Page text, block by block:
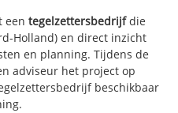
eentegelzettersbedrijfdie
Holland) en direct inzicht
en planning. Tijdens de
adviseur het project op
beschikbaar